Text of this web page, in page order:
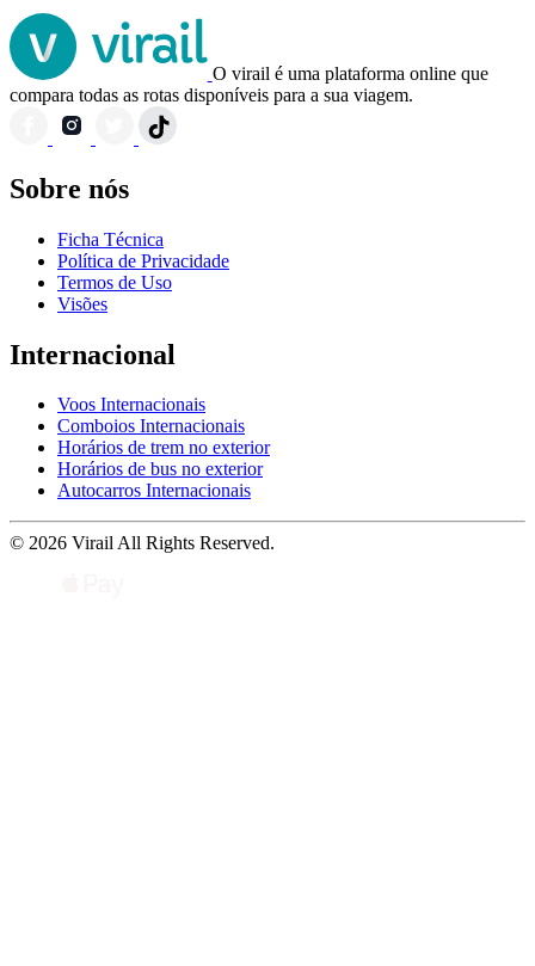
O virail é uma plataforma online que
compara todas as rotas disponíveis para a sua viagem.
Sobre nós
Ficha Técnica
Política de Privacidade
Termos de Uso
Visões
Internacional
Voos Internacionais
Comboios Internacionais
Horários de trem no exterior
Horários de bus no exterior
Autocarros Internacionais
© 2026 Virail All Rights Reserved.